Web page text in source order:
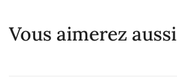
Vous aimerez aussi